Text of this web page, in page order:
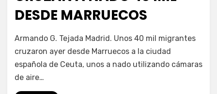
DESDE MARRUECOS
Fernando Miranda Servín
Armando G. Tejada Madrid. Unos 40 mil migrantes
cruzaron ayer desde Marruecos a la ciudad
española de Ceuta, unos a nado utilizando cámaras
de aire…